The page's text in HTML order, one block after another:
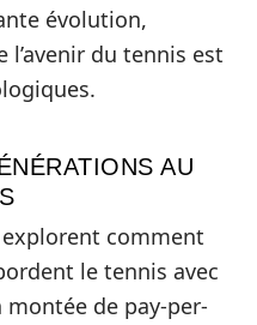
évolution,
l’avenir du tennis est
AU
comment
le tennis avec
montée de pay-per-